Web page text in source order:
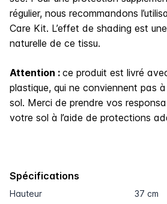
régulier, nous recommandons
Care Kit. L’effet de shading est
naturelle de ce tissu.
Attention : ce produit est livré
plastique, qui ne conviennent pas
sol. Merci de prendre vos
votre sol à l’aide de protections
Spécifications
Hauteur 37 cm